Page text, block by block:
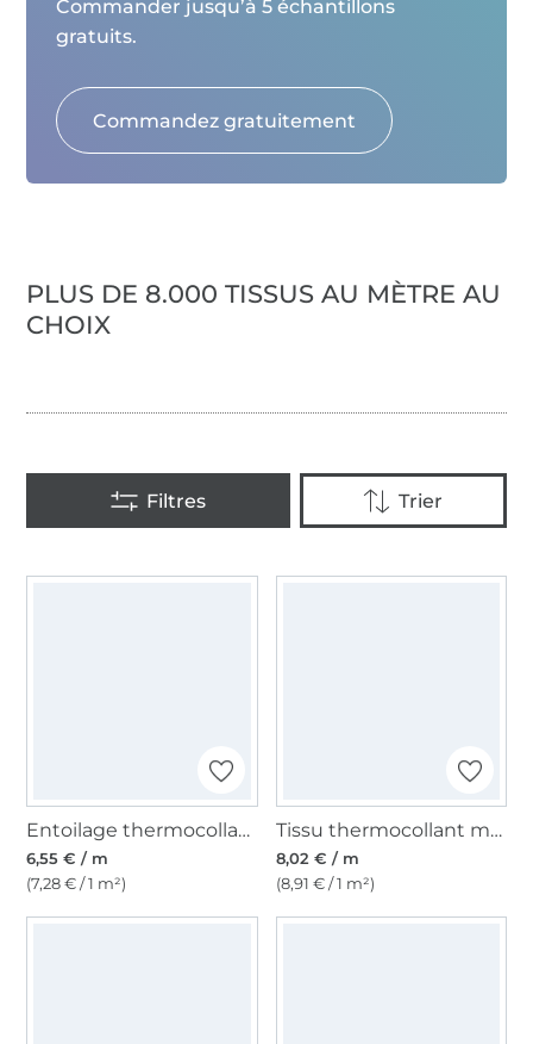
Commander jusqu’à 5 échantillons
gratuits.
Commandez gratuitement
PLUS DE 8.000 TISSUS AU MÈTRE AU
CHOIX
Entoilage thermocollant Vlieseline H250 blanc
6,55 € / m
(7,28 € / 1 m²)
Tissu thermocollant molleton Vlieseline H630, blanc
8,02 € / m
(8,91 € / 1 m²)